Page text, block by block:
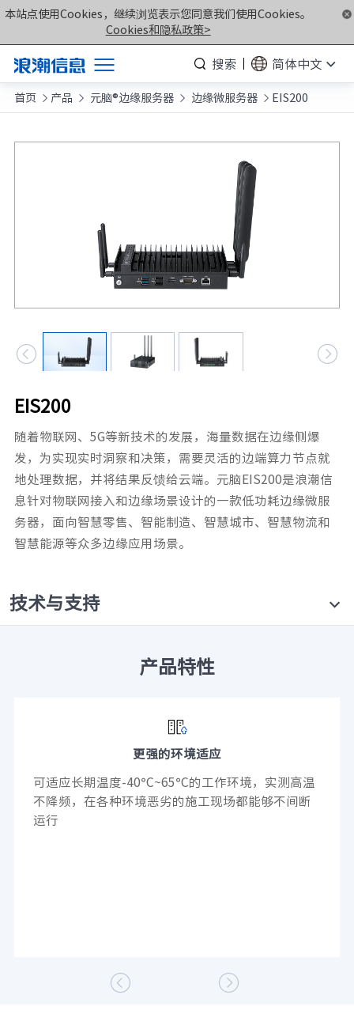
本站点使用Cookies，继续浏览表示您同意我们使用Cookies。
Cookies和隐私政策>
搜索
简体中文
产品
联合创新平台
计算产业洞察
元脑品牌升级公告
首页  产品  元脑®边缘服务器  边缘微服务器  EIS200
 
EIS200
随着物联网、5G等新技术的发展，海量数据在边缘侧爆
发，为实现实时洞察和决策，需要灵活的边端算力节点就
地处理数据，并将结果反馈给云端。元脑EIS200是浪潮信
息针对物联网接入和边缘场景设计的一款低功耗边缘微服
务器，面向智慧零售、智能制造、智慧城市、智慧物流和
智慧能源等众多边缘应用场景。
技术与支持
产品特性
更强的环境适应
可适应长期温度-40°C~65°C的工作环境，实测高温
不降频，在各种环境恶劣的施工现场都能够不间断
运行
 
